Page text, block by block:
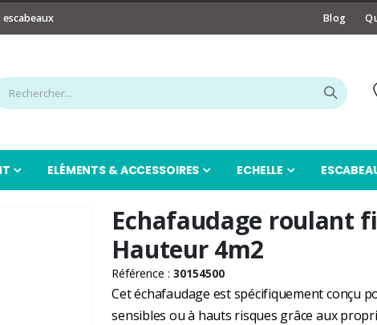
Blog
ELÉMENTS & ACCESSOIRES ECHELLE
Echafaudage roulant
Hauteur 4m2
Référence :30154500
Cet échafaudage est spécifiquement conçu
sensibles ou à hauts risques grâce aux